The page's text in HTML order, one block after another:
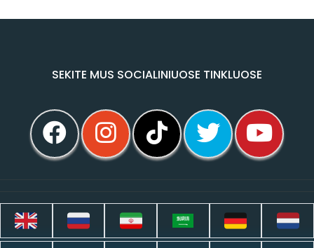
SEKITE MUS SOCIALINIUOSE TINKLUOSE